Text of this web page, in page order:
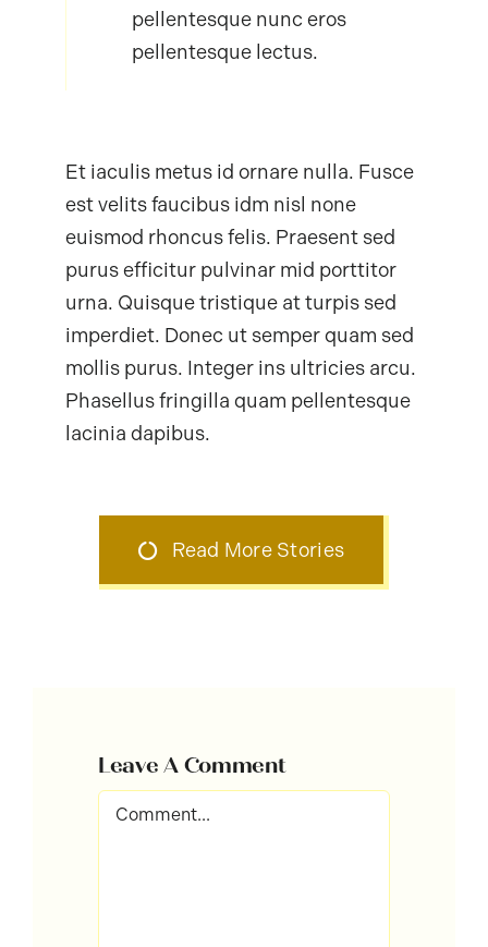
pellentesque nunc eros
pellentesque lectus.
Et iaculis metus id ornare nulla. Fusce
est velits faucibus idm nisl none
euismod rhoncus felis. Praesent sed
purus efficitur pulvinar mid porttitor
urna. Quisque tristique at turpis sed
imperdiet. Donec ut semper quam sed
mollis purus. Integer ins ultricies arcu.
Phasellus fringilla quam pellentesque
lacinia dapibus.
Read More Stories
Leave A Comment
Comment